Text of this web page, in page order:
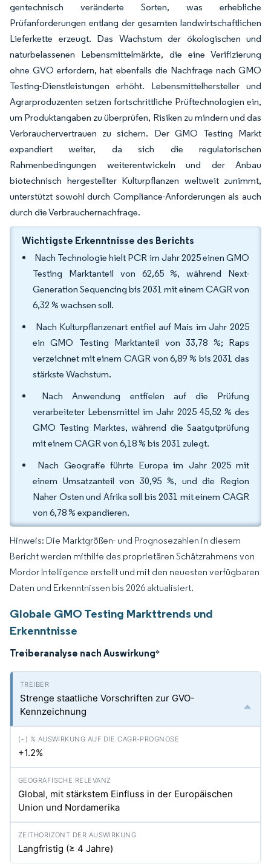
gentechnisch veränderte Sorten, was erhebliche
Prüfanforderungen entlang der gesamten landwirtschaftlichen
Lieferkette erzeugt. Das Wachstum der ökologischen und
naturbelassenen Lebensmittelmärkte, die eine Verifizierung
ohne GVO erfordern, hat ebenfalls die Nachfrage nach GMO
Testing-Dienstleistungen erhöht. Lebensmittelhersteller und
Agrarproduzenten setzen fortschrittliche Prüftechnologien ein,
um Produktangaben zu überprüfen, Risiken zu mindern und das
Verbrauchervertrauen zu sichern. Der GMO Testing Markt
expandiert weiter, da sich die regulatorischen
Rahmenbedingungen weiterentwickeln und der Anbau
biotechnisch hergestellter Kulturpflanzen weltweit zunimmt,
unterstützt sowohl durch Compliance-Anforderungen als auch
durch die Verbrauchernachfrage.
Wichtigste Erkenntnisse des Berichts
Nach Technologie hielt PCR im Jahr 2025 einen GMO
Testing Marktanteil von 62,65 %, während Next-
Generation Sequencing bis 2031 mit einem CAGR von
6,32 % wachsen soll.
Nach Kulturpflanzenart entfiel auf Mais im Jahr 2025
ein GMO Testing Marktanteil von 33,78 %; Raps
verzeichnet mit einem CAGR von 6,89 % bis 2031 das
stärkste Wachstum.
Nach Anwendung entfielen auf die Prüfung
verarbeiteter Lebensmittel im Jahr 2025 45,52 % des
GMO Testing Marktes, während die Saatgutprüfung
mit einem CAGR von 6,18 % bis 2031 zulegt.
Nach Geografie führte Europa im Jahr 2025 mit
einem Umsatzanteil von 30,95 %, und die Region
Naher Osten und Afrika soll bis 2031 mit einem CAGR
von 6,78 % expandieren.
Hinweis: Die Marktgrößen- und Prognosezahlen in diesem
Bericht werden mithilfe des proprietären Schätzrahmens von
Mordor Intelligence erstellt und mit den neuesten verfügbaren
Daten und Erkenntnissen bis 2026 aktualisiert.
Globale GMO Testing Markttrends und
Erkenntnisse
Treiberanalyse nach Auswirkung*
Strenge staatliche Vorschriften zur GVO-
Kennzeichnung
+1.2%
Global, mit stärkstem Einfluss in der Europäischen
Union und Nordamerika
Langfristig (≥ 4 Jahre)